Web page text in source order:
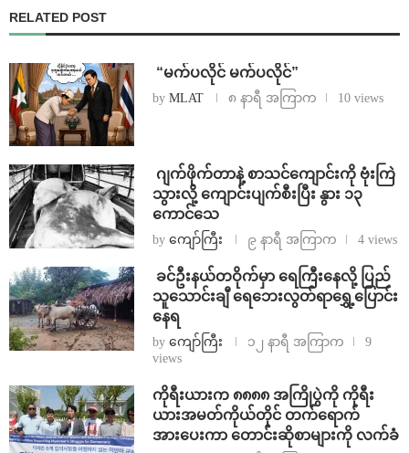
RELATED POST
⁨ ⁨“မက်ပလိုင် မက်ပလိုင်”
by MLAT ၈ နာရီ အကြာက 10 views
⁨⁩ ⁨ဂျက်ဖိုက်တာနဲ့ စာသင်ကျောင်းကို ဗုံးကြဲ
သွားလို့ ကျောင်းပျက်စီးပြီး နွား ၁၃
ကောင်သေ
by ကျော်ကြီး ၉ နာရီ အကြာက 4 views
⁩ ⁨ခင်ဦးနယ်တဝိုက်မှာ ရေကြီးနေလို့ ပြည်
သူသောင်းချီ ရေဘေးလွတ်ရာရွှေ့ပြောင်း
နေရ
by ကျော်ကြီး ၁၂ နာရီ အကြာက
9
views
ကိုရီးယားက ၈၈၈၈ အကြိုပွဲကို ကိုရီး
ယားအမတ်ကိုယ်တိုင် တက်ရောက်
အားပေးကာ တောင်းဆိုစာများကို လက်ခံ